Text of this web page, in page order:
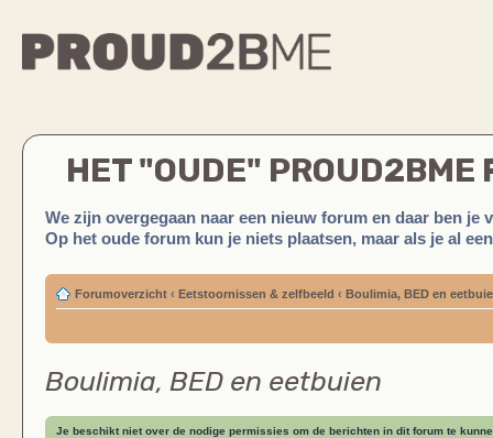
HET "OUDE" PROUD2BME
We zijn overgegaan naar een nieuw forum en daar ben je
Op het oude forum kun je niets plaatsen, maar als je al
Forumoverzicht ‹ Eetstoornissen & zelfbeeld ‹ Boulimia, BED en
Boulimia, BED en eetbuien
Je beschikt niet over de nodige permissies om de berichten in dit forum te